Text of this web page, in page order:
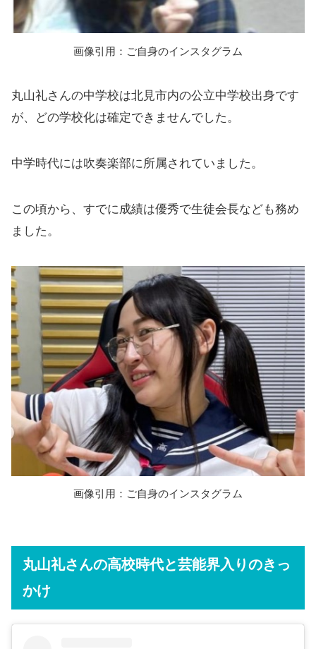
画像引用：ご自身のインスタグラム
丸山礼さんの中学校は北見市内の公立中学校出身です
が、どの学校化は確定できませんでした。
中学時代には吹奏楽部に所属されていました。
この頃から、すでに成績は優秀で生徒会長なども務め
ました。
画像引用：ご自身のインスタグラム
丸山礼さんの高校時代と芸能界入りのきっ
かけ